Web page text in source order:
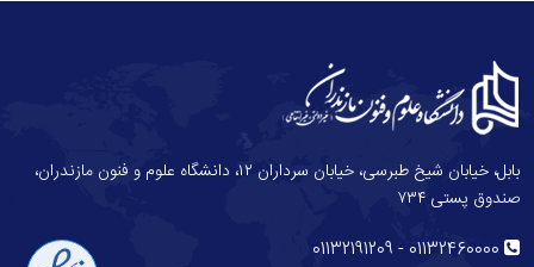
بابل، خیابان شیخ طبرسی، خیابان سرداران ۱۲، دانشگاه علوم و فنون مازندران،
صندوق پستی ۷۳۴
01132460000
-
01132191209